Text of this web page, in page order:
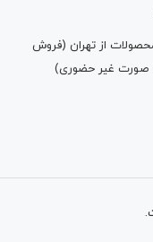
از تهران (فروش
صورت غیر حضوری)